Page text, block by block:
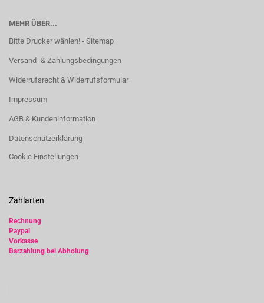
MEHR ÜBER...
Bitte Drucker wählen! - Sitemap
Versand- & Zahlungsbedingungen
Widerrufsrecht & Widerrufsformular
Impressum
AGB & Kundeninformation
Datenschutzerklärung
Cookie Einstellungen
Zahlarten
Rechnung
Paypal
Vorkasse
Barzahlung bei Abholung